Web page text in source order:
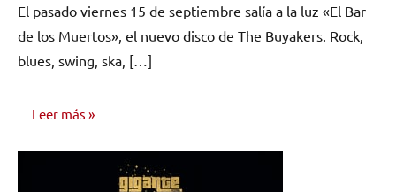
comentarios
El pasado viernes 15 de septiembre salía a la luz «El Bar
de los Muertos», el nuevo disco de The Buyakers. Rock,
blues, swing, ska, […]
Leer más